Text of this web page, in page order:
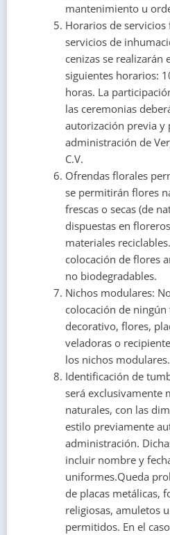
mantenimiento u
Horarios de servicios
servicios de
cenizas se realizarán
siguientes horarios:
horas. La
las ceremonias
autorización previa y
administración de
C.V.
Ofrendas florales
se permitirán flores
frescas o secas (de
dispuestas en
materiales
colocación de flores
no biodegradables.
Nichos modulares:
colocación de
decorativo, flores,
veladoras o
los nichos modulares.
Identificación de
será exclusivamente
naturales, con las
estilo previamente
administración.
incluir nombre y
uniformes.Queda
de placas metálicas,
religiosas, amuletos
permitidos. En el